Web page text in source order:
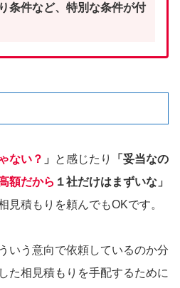
条件など、特別な条件が付
ない？ 」 と感じたり
「妥当なの
額だから １社だけはまずいな」
見積もりを頼んでもOKです。
いう意向で依頼しているのか分
た相見積もりを手配するために